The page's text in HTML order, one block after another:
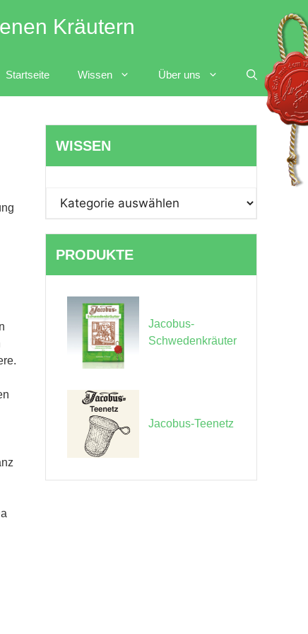
Kräutern
Startseite Wissen Über uns
WISSEN
PRODUKTE
Jacobus-
Schwedenkräuter
Jacobus-Teenetz